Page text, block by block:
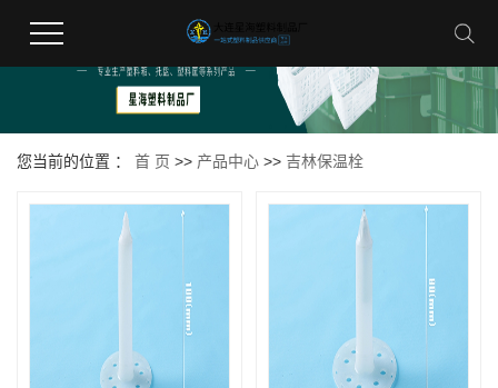
您当前的位置 ： 首 页 >> 产品中心 >> 吉林保温栓